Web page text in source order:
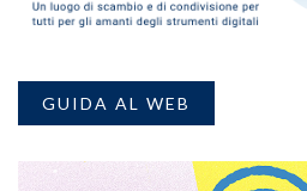
GUIDA AL WEB